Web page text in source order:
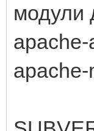
модули
apache-
apache-